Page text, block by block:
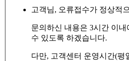
고객님, 오류접수가 정상적
문의하신 내용은 3시간 이
수 있도록 하겠습니다.
다만, 고객센터 운영시간(평